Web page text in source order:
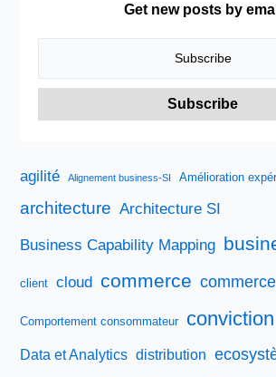
Get new posts by
agilité Alignement business-SI Amélioration
architecture Architecture SI
Business Capability Mapping
client cloud commerce
Comportement consommateur conviction
Data et Analytics distribution